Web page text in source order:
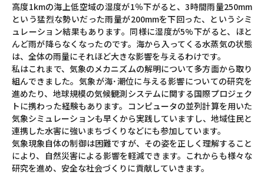
高度1kmの海上低空域の湿度が1％下がると、3時間雨量250mm
という猛烈な勢いだった雨量が200mmを下回った、というシミ
ュレーション結果もあります。同様に湿度が5%下がると、ほと
んど雨が降らなくなったのです。海から入ってくる水蒸気の状態
は、全体の雨量にそれほど大きな影響を与えるわけです。
私はこれまで、気象のメカニズムの解明について多方面から取り
組んできました。気象が海･潮位に与える影響についての研究を
進めたり、地球規模の気候観測システムに関する国際プロジェク
トに携わった経験もあります。コンピュータの並列計算を用いた
気象シミュレーションも早くから実践していますし、地域住民と
連携した水害に強いまちづくりなどにも参加しています。
気象現象自体の制御は困難ですが、その姿を正しく理解すること
により、自然災害による影響を軽減できます。これからも様々な
研究を進め、安全な社会づくりに貢献していきます。